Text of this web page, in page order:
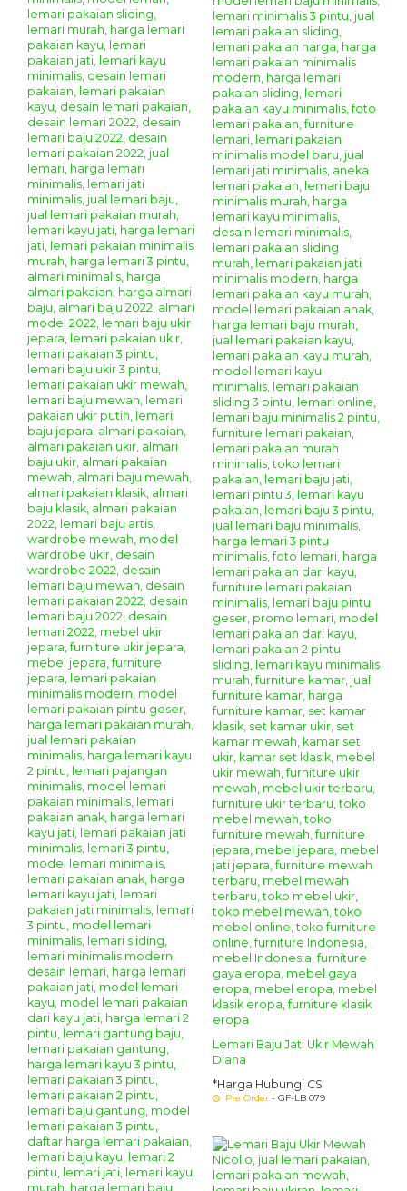
Lemari Baju Jati Ukir Mewah
Diana
*Harga Hubungi CS
Pre Order - GF-LB 079